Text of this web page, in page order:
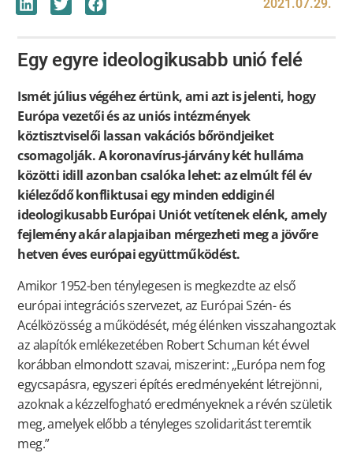
2021.07.29.
Egy egyre ideologikusabb unió felé
Ismét július végéhez értünk, ami azt is jelenti, hogy
Európa vezetői és az uniós intézmények
köztisztviselői lassan vakációs bőröndjeiket
csomagolják. A koronavírus-járvány két hulláma
közötti idill azonban csalóka lehet: az elmúlt fél év
kiéleződő konfliktusai egy minden eddiginél
ideologikusabb Európai Uniót vetítenek elénk, amely
fejlemény akár alapjaiban mérgezheti meg a jövőre
hetven éves európai együttműködést.
Amikor 1952-ben ténylegesen is megkezdte az első
európai integrációs szervezet, az Európai Szén- és
Acélközösség a működését, még élénken visszahangoztak
az alapítók emlékezetében Robert Schuman két évvel
korábban elmondott szavai, miszerint: „Európa nem fog
egycsapásra, egyszeri építés eredményeként létrejönni,
azoknak a kézzelfogható eredményeknek a révén születik
meg, amelyek előbb a tényleges szolidaritást teremtik
meg.”